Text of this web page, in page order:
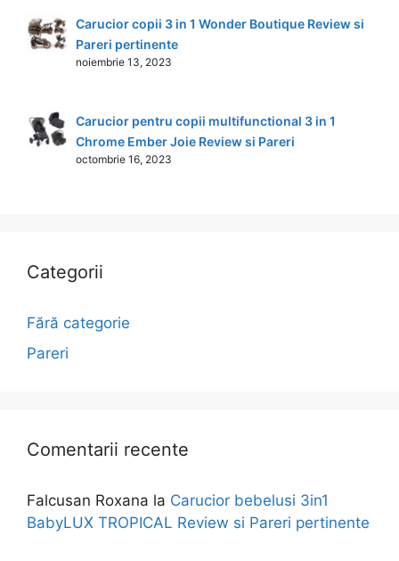
Carucior copii 3 in 1 Wonder Boutique Review si
Pareri pertinente
noiembrie 13, 2023
Carucior pentru copii multifunctional 3 in 1
Chrome Ember Joie Review si Pareri
octombrie 16, 2023
Categorii
Fără categorie
Pareri
Comentarii recente
Falcusan Roxana la Carucior bebelusi 3in1
BabyLUX TROPICAL Review si Pareri pertinente